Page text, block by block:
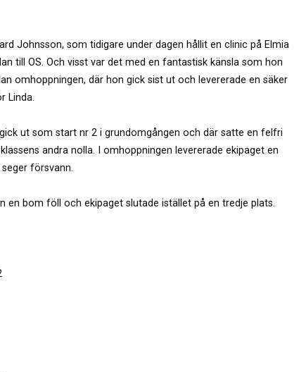
Johnsson, som tidigare under dagen hållit en clinic på Elmia
till OS. Och visst var det med en fantastisk känsla som hon
omhoppningen, där hon gick sist ut och levererade en säker
Linda.
ut som start nr 2 i grundomgången och där satte en felfri
andra nolla. I omhoppningen levererade ekipaget en
försvann.
en bom föll och ekipaget slutade istället på en tredje plats.